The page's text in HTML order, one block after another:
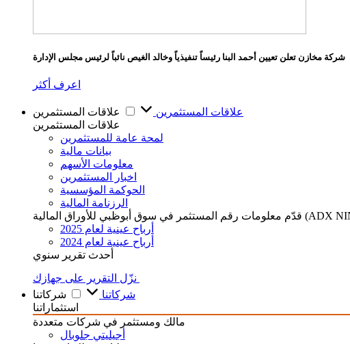
شركة مخازن تعلن تعيين أحمد البنا رئيساً تنفيذياً وخالد الغيص نائباً لرئيس مجلس الإدارة
اعرف أكثر
علاقات المستثمرين
علاقات المستثمرين
علاقات المستثمرين
لمحة عامة للمستثمرين
بيانات مالية
معلومات الأسهم
اخبار المستثمرين
الحوكمة المؤسسية
الرزنامة المالية
أرباح عينية لعام 2025
أرباح عينية لعام 2024
أحدث تقرير سنوي
نزّل التقرير على جهازك
شركاتنا
شركاتنا
استثماراتنا
مالك ومستثمر في شركات متعددة
أجيليتي جلوبال